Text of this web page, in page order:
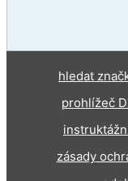
hledat
prohlížeč
zásady